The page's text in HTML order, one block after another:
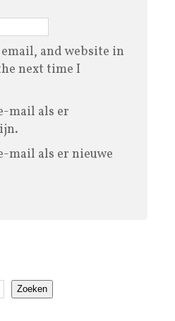
email, and website in
next time I
mail als er
mail als er nieuwe
Zoeken